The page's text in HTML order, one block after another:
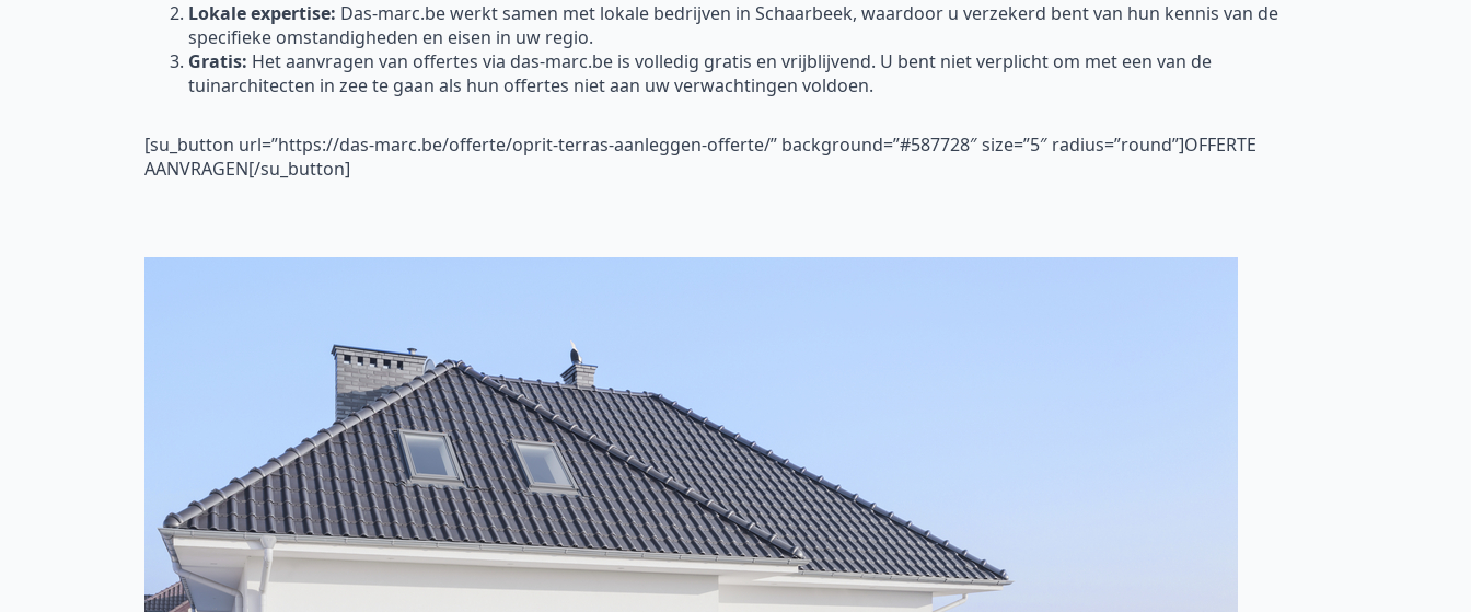
Lokale expertise: Das-marc.be werkt samen met lokale bedrijven in Schaarbeek, waardoor u verzekerd bent van hun kennis van de
specifieke omstandigheden en eisen in uw regio.
Gratis: Het aanvragen van offertes via das-marc.be is volledig gratis en vrijblijvend. U bent niet verplicht om met een van de
tuinarchitecten in zee te gaan als hun offertes niet aan uw verwachtingen voldoen.
[su_button url=”https://das-marc.be/offerte/oprit-terras-aanleggen-offerte/” background=”#587728″ size=”5″ radius=”round”]OFFERTE
AANVRAGEN[/su_button]